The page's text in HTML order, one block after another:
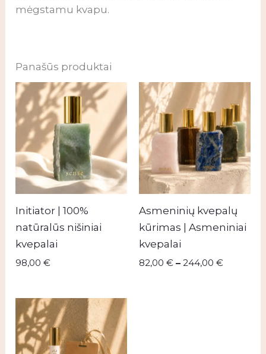
mėgstamu kvapu.
Panašūs produktai
Initiator | 100%
natūralūs nišiniai
kvepalai
98,00€
Asmeninių kvepalų
kūrimas | Asmeniniai
kvepalai
82,00 € – 244,00 €
range:
82,00 €
through
244,00